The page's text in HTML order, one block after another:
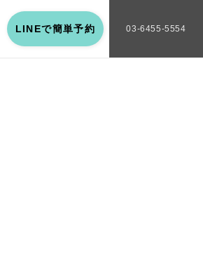
LINEで簡単予約 03-6455-5554